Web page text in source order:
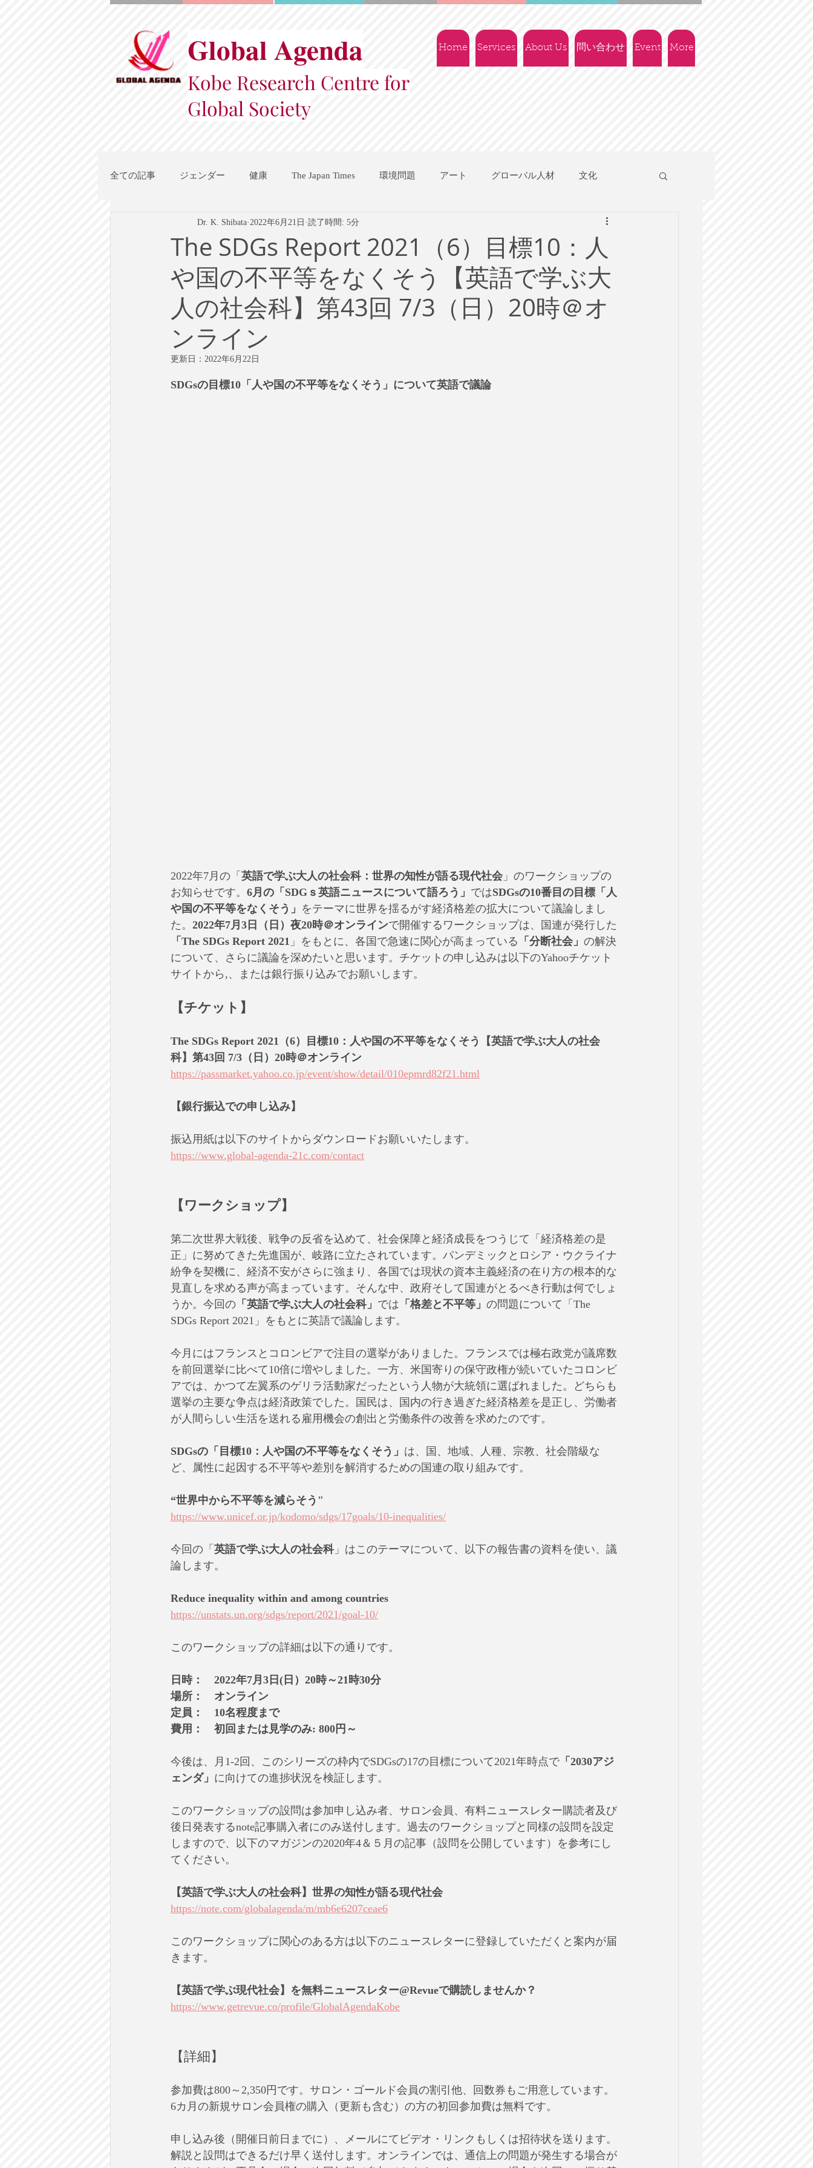
Global Agenda
Kobe Research Centre for
Global Society
Home Services About Us 問い合わせ Event More
全ての記事 ジェンダー 健康 The Japan Times 環境問題 アート グローバル人材 文化
地域都市政策 国際機関 地域振興 社会政策
テクノロジー 政治 ビジネス リスク ブランド 新型コロナウイルス
英語で学ぶ大人の社会科 ライティング Global News ソーシャル・メディア 資格試験
The SDGs Report 2021（6）目標10：人
や国の不平等をなくそう【英語で学ぶ大
人の社会科】第43回 7/3（日）20時＠オ
ンライン
Dr. K. Shibata 2022年6月21日 読了時間: 5分
更新日： 2022年6月22日
SDGsの目標10「人や国の不平等をなくそう」について英語で議論
2022年7月の「 英語で学ぶ大人の社会科：世界の知性が語る現代社会」のワークショップの
お知らせです。 6月の「SDGｓ英語ニュースについて語ろう」 ではSDGsの10番目の目標「人
や国の不平等をなくそう」 をテーマに世界を揺るがす経済格差の拡大について議論しまし
た。 2022年7月3日（日）夜20時＠オンラインで開催するワークショップは、国連が発行した
「The SDGs Report 2021 」をもとに、各国で急速に関心が高まっている 「分断社会」 の解決
について、さらに議論を深めたいと思います。チケットの申し込みは以下のYahooチケット
サイトから,、または銀行振り込みでお願いします。
【チケット】
The SDGs Report 2021（6）目標10：人や国の不平等をなくそう【英語で学ぶ大人の社会
科】第43回 7/3（日）20時＠オンライン
https://passmarket.yahoo.co.jp/event/show/detail/010epmrd82f21.html
【銀行振込での申し込み】
振込用紙は以下のサイトからダウンロードお願いいたします。
https://www.global-agenda-21c.com/contact
【ワークショップ】
第二次世界大戦後、戦争の反省を込めて、社会保障と経済成長をつうじて「経済格差の是
正」に努めてきた先進国が、岐路に立たされています。パンデミックとロシア・ウクライナ
紛争を契機に、経済不安がさらに強まり、各国では現状の資本主義経済の在り方の根本的な
見直しを求める声が高まっています。そんな中、政府そして国連がとるべき行動は何でしょ
うか。今回の 「英語で学ぶ大人の社会科」 では 「格差と不平等」 の問題について「The
SDGs Report 2021」をもとに英語で議論します。
今月にはフランスとコロンビアで注目の選挙がありました。フランスでは極右政党が議席数
を前回選挙に比べて10倍に増やしました。一方、米国寄りの保守政権が続いていたコロンビ
アでは、かつて左翼系のゲリラ活動家だったという人物が大統領に選ばれました。どちらも
選挙の主要な争点は経済政策でした。国民は、国内の行き過ぎた経済格差を是正し、労働者
が人間らしい生活を送れる雇用機会の創出と労働条件の改善を求めたのです。
SDGsの「目標10：人や国の不平等をなくそう」 は、国、地域、人種、宗教、社会階級な
ど、属性に起因する不平等や差別を解消するための国連の取り組みです。
“世界中から不平等を減らそう"
https://www.unicef.or.jp/kodomo/sdgs/17goals/10-inequalities/
今回の「 英語で学ぶ大人の社会科」はこのテーマについて、以下の報告書の資料を使い、議
論します。
Reduce inequality within and among countries
https://unstats.un.org/sdgs/report/2021/goal-10/
このワークショップの詳細は以下の通りです。
日時：　2022年7月3日(日）20時～21時30分
場所：　オンライン
定員：　10名程度まで
費用：　初回または見学のみ: 800円～
今後は、月1-2回、このシリーズの枠内でSDGsの17の目標について2021年時点で「2030アジ
ェンダ」 に向けての進捗状況を検証します。
このワークショップの設問は参加申し込み者、サロン会員、有料ニュースレター購読者及び
後日発表するnote記事購入者にのみ送付します。過去のワークショップと同様の設問を設定
しますので、以下のマガジンの2020年4＆５月の記事（設問を公開しています）を参考にし
てください。
【英語で学ぶ大人の社会科】世界の知性が語る現代社会
https://note.com/globalagenda/m/mb6e6207ceae6
このワークショップに関心のある方は以下のニュースレターに登録していただくと案内が届
きます。
【英語で学ぶ現代社会】を無料ニュースレター@Revueで購読しませんか？
https://www.getrevue.co/profile/GlobalAgendaKobe
【詳細】
参加費は800～2,350円です。サロン・ゴールド会員の割引他、回数券もご用意しています。
6カ月の新規サロン会員権の購入（更新も含む）の方の初回参加費は無料です。
申し込み後（開催日前日までに）、メールにてビデオ・リンクもしくは招待状を送ります。
解説と設問はできるだけ早く送付します。オンラインでは、通信上の問題が発生する場合が